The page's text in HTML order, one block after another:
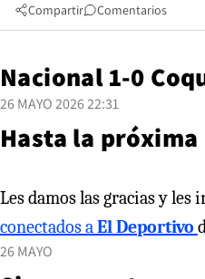
Compartir Comentarios
Nacional 1-0
26 MAYO 2026 22:31
Hasta la próxima
Les damos las gracias y
conectados aEl Deportivo
26 MAYO